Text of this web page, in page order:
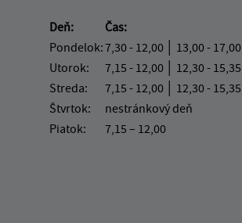
Deň:
Čas:
Pondelok:7,30 - 12,00 │ 13,00 - 17,00
Utorok:
7,15 - 12,00 │ 12,30 - 15,35
Streda:
7,15 - 12,00 │ 12,30 - 15,35
Štvrtok:
nestránkový deň
Piatok:
7,15 – 12,00